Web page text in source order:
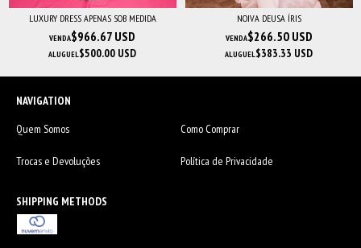
LUXURY DRESS APENAS SOB MEDIDA
VENDA$966.67 USD
ALUGUEL$500.00 USD
NOIVA DEUSA ÍRIS
VENDA$266.50 USD
ALUGUEL$383.33 USD
NAVIGATION
Quem Somos
Como Comprar
Trocas e Devoluções Política de Privacidade
SHIPPING METHODS